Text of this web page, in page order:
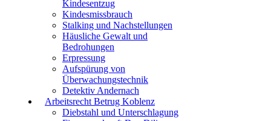
Kindesentzug
Kindesmissbrauch
Stalking und Nachstellungen
Häusliche Gewalt und
Bedrohungen
Erpressung
Aufspürung von
Überwachungstechnik
Detektiv Andernach
Arbeitsrecht Betrug Koblenz
Diebstahl und Unterschlagung